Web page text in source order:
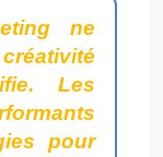
ne
Les
pour